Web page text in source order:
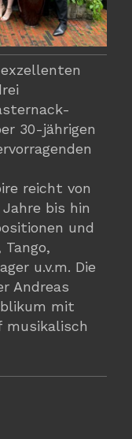
30-jährigen
reicht von
bis hin
und
u.v.m. Die
Andreas
mit
musikalisch